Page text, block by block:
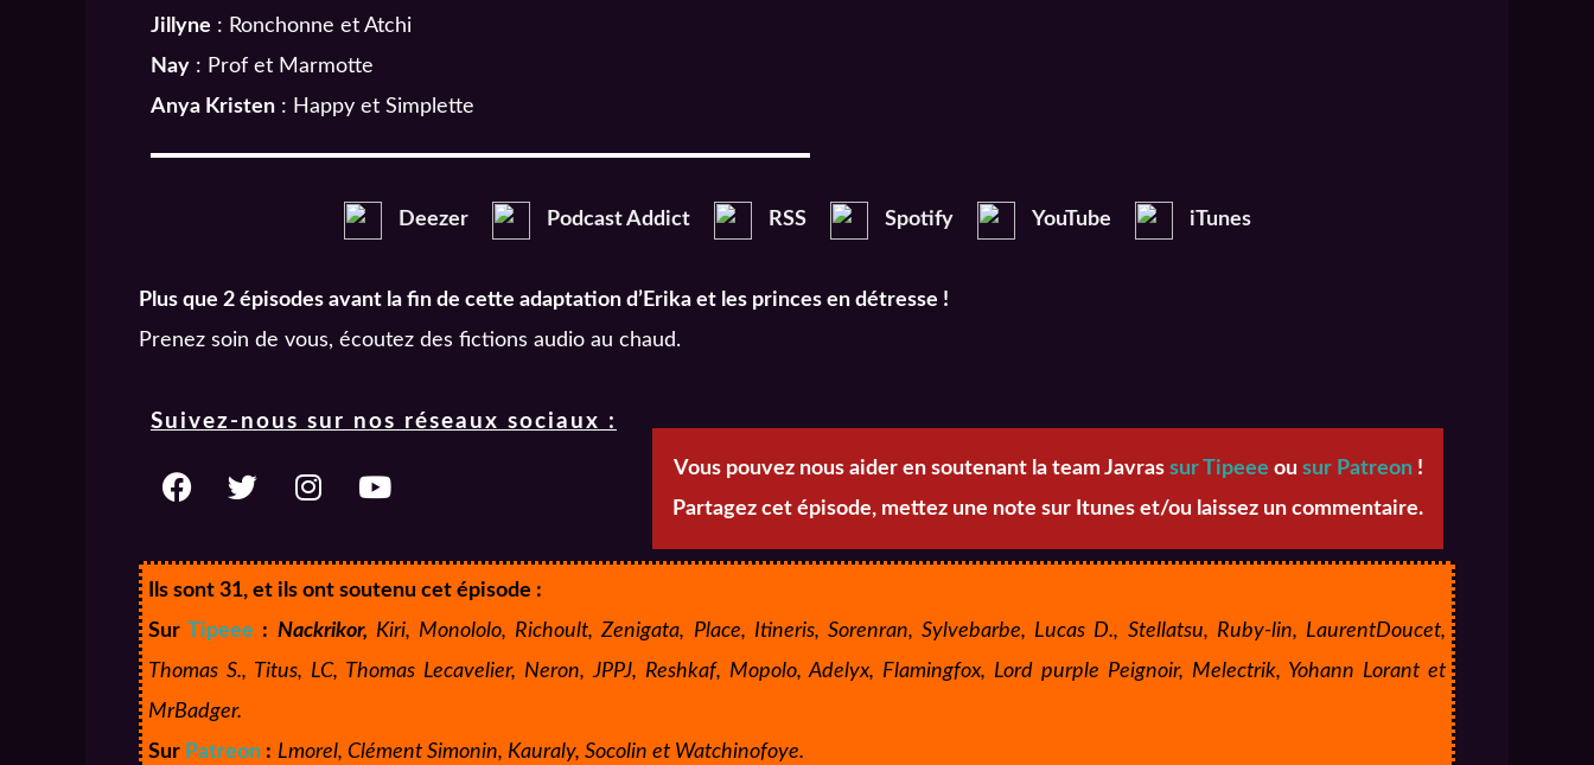
Jillyne : Ronchonne et Atchi
Nay : Prof et Marmotte
Anya Kristen : Happy et Simplette
Deezer Podcast Addict RSS Spotify YouTube iTunes
Plus que 2 épisodes avant la fin de cette adaptation d’Erika et les princes en détresse !
Prenez soin de vous, écoutez des fictions audio au chaud.
Suivez-nous sur nos réseaux sociaux :
Vous pouvez nous aider en soutenant la team Javras sur Tipeee ou sur Patreon !
Partagez cet épisode, mettez une note sur Itunes et/ou laissez un commentaire.
Ils sont 31, et ils ont soutenu cet épisode :
Sur
Tipeee : Nackrikor, Kiri, Monololo, Richoult, Zenigata, Place, Itineris, Sorenran, Sylvebarbe, Lucas D., Stellatsu, Ruby-lin, LaurentDoucet,
Thomas S., Titus, LC, Thomas Lecavelier, Neron, JPPJ, Reshkaf, Mopolo, Adelyx, Flamingfox, Lord purple Peignoir, Melectrik, Yohann Lorant et
MrBadger.
Sur Patreon : Lmorel, Clément Simonin, Kauraly, Socolin et Watchinofoye.